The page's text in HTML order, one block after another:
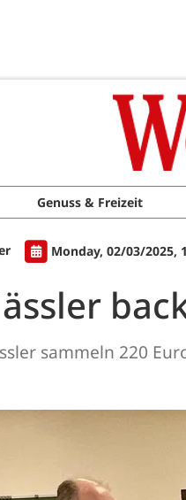
Genuss & Freizeit
Monday, 02/03/2025,
sammeln 220